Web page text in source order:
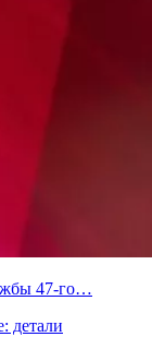
47-го…
детали